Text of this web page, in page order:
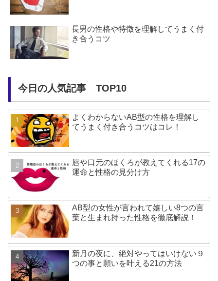
長男の性格や特徴を理解してうまく付
き合うコツ
今日の人気記事 TOP10
よくわからないAB型の性格を理解し
てうまく付き合うコツはコレ！
唇や口元のほくろが教えてくれる17の
運命と性格の見分け方
AB型の女性が言われて嬉しい8つの言
葉と生まれ持った性格を徹底解説！
新月の夜に、絶対やってはいけない９
つの事と願いを叶える21の方法